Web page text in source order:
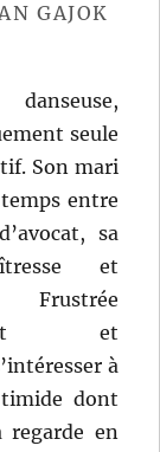
GAJOK
seule
Son mari
entre
sa
et
et
à
dont
en